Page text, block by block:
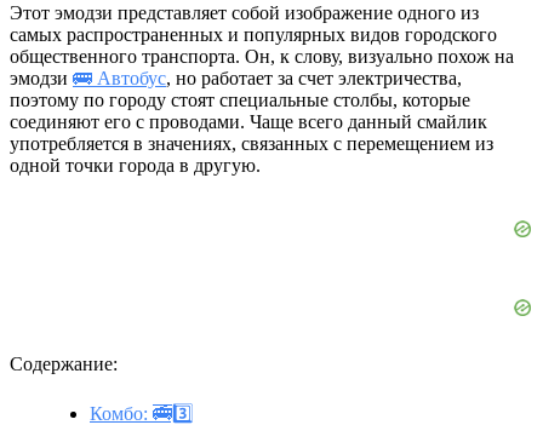
Этот эмодзи представляет собой изображение одного из
самых распространенных и популярных видов городского
общественного транспорта. Он, к слову, визуально похож на
эмодзи 🚌 Автобус, но работает за счет электричества,
поэтому по городу стоят специальные столбы, которые
соединяют его с проводами. Чаще всего данный смайлик
употребляется в значениях, связанных с перемещением из
одной точки города в другую.
Содержание:
Комбо: 🚎3️⃣